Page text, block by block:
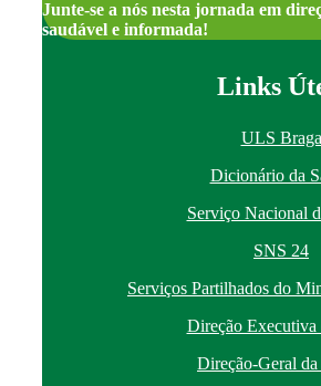
Junte-se a nós nesta jornada em
saudável e informada!
Links
ULS Braga
Dicionário da
Serviço Nacional
SNS 24
Serviços Partilhados do
Direção Executiva
Direção-Geral da